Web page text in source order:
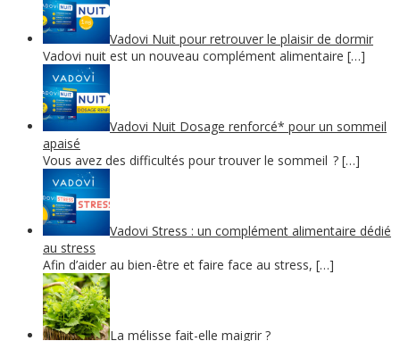
Vadovi Nuit pour retrouver le plaisir de dormir
Vadovi nuit est un nouveau complément alimentaire […]
Vadovi Nuit Dosage renforcé* pour un sommeil
apaisé
Vous avez des difficultés pour trouver le sommeil ? […]
Vadovi Stress : un complément alimentaire dédié
au stress
Afin d’aider au bien-être et faire face au stress, […]
La mélisse fait-elle maigrir ?